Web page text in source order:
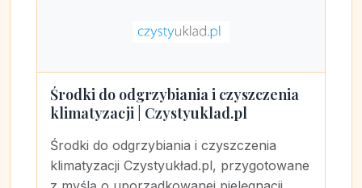
Środki do odgrzybiania i czyszczenia
klimatyzacji | Czystyuklad.pl
Środki do odgrzybiania i czyszczenia
klimatyzacji Czystyukład.pl, przygotowane